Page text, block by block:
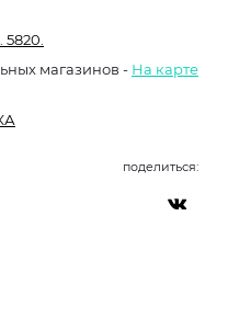
магазинов - На карте
поделиться: